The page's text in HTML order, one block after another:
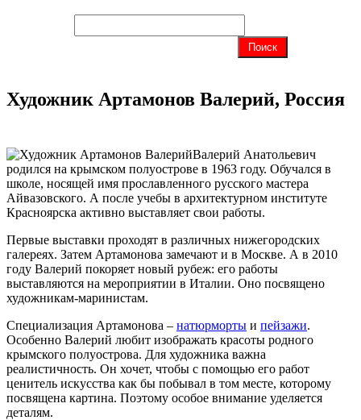
Художник Артамонов Валерий, Россия
Валерий Анатольевич
родился на крымском полуострове в 1963 году. Обучался в
школе, носящей имя прославленного русского мастера
Айвазовского. А после учебы в архитектурном институте
Красноярска активно выставляет свои работы.
Первые выставки проходят в различных нижегородских
галереях. Затем Артамонова замечают и в Москве. А в 2010
году Валерий покоряет новый рубеж: его работы
выставляются на мероприятии в Италии. Оно посвящено
художникам-маринистам.
Специализация Артамонова – натюрморты и пейзажи.
Особенно Валерий любит изображать красоты родного
крымского полуострова. Для художника важна
реалистичность. Он хочет, чтобы с помощью его работ
ценитель искусства как бы побывал в том месте, которому
посвящена картина. Поэтому особое внимание уделяется
деталям.